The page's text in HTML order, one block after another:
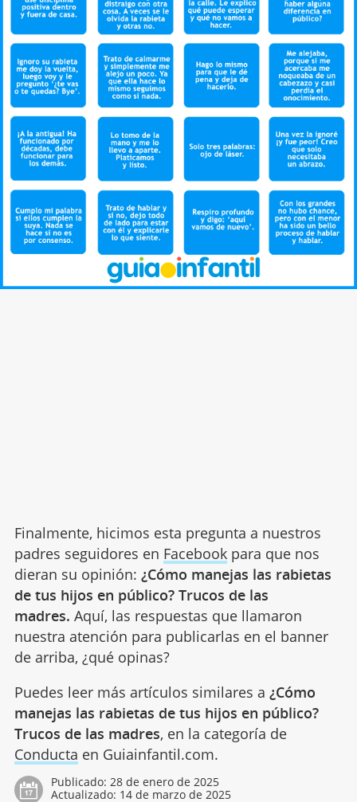
Finalmente, hicimos esta pregunta a nuestros
padres seguidores en Facebookpara que nos
dieran su opinión: ¿Cómo manejas las rabietas
de tus hijos en público? Trucos de las
madres. Aquí, las respuestas que llamaron
nuestra atención para publicarlas en el banner
de arriba, ¿qué opinas?
Puedes leer más artículos similares a ¿Cómo
manejas las rabietas de tus hijos en público?
Trucos de las madres, en la categoría de
Conducta en Guiainfantil.com.
Publicado: 28 de enero de 2025
Actualizado: 14 de marzo de 2025